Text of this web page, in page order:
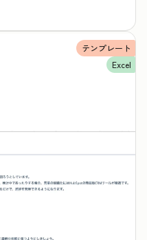
テンプレート
Excel